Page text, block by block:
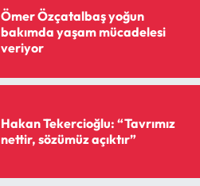
Ömer Özçatalbaş yoğun
bakımda yaşam mücadelesi
veriyor
Hakan Tekercioğlu: “Tavrımız
nettir, sözümüz açıktır”